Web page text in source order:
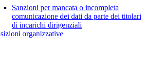
Sanzioni per mancata o incompleta
comunicazione dei dati da parte dei titolari
di incarichi dirigenziali
organizzative